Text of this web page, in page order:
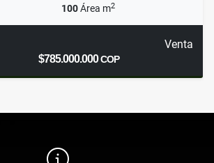
100Área m2
Venta
$785.000.000COP